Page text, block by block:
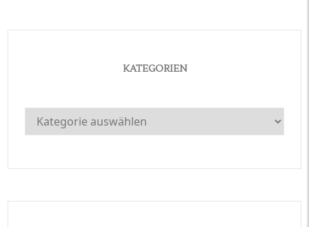
KATEGORIEN
Kategorien